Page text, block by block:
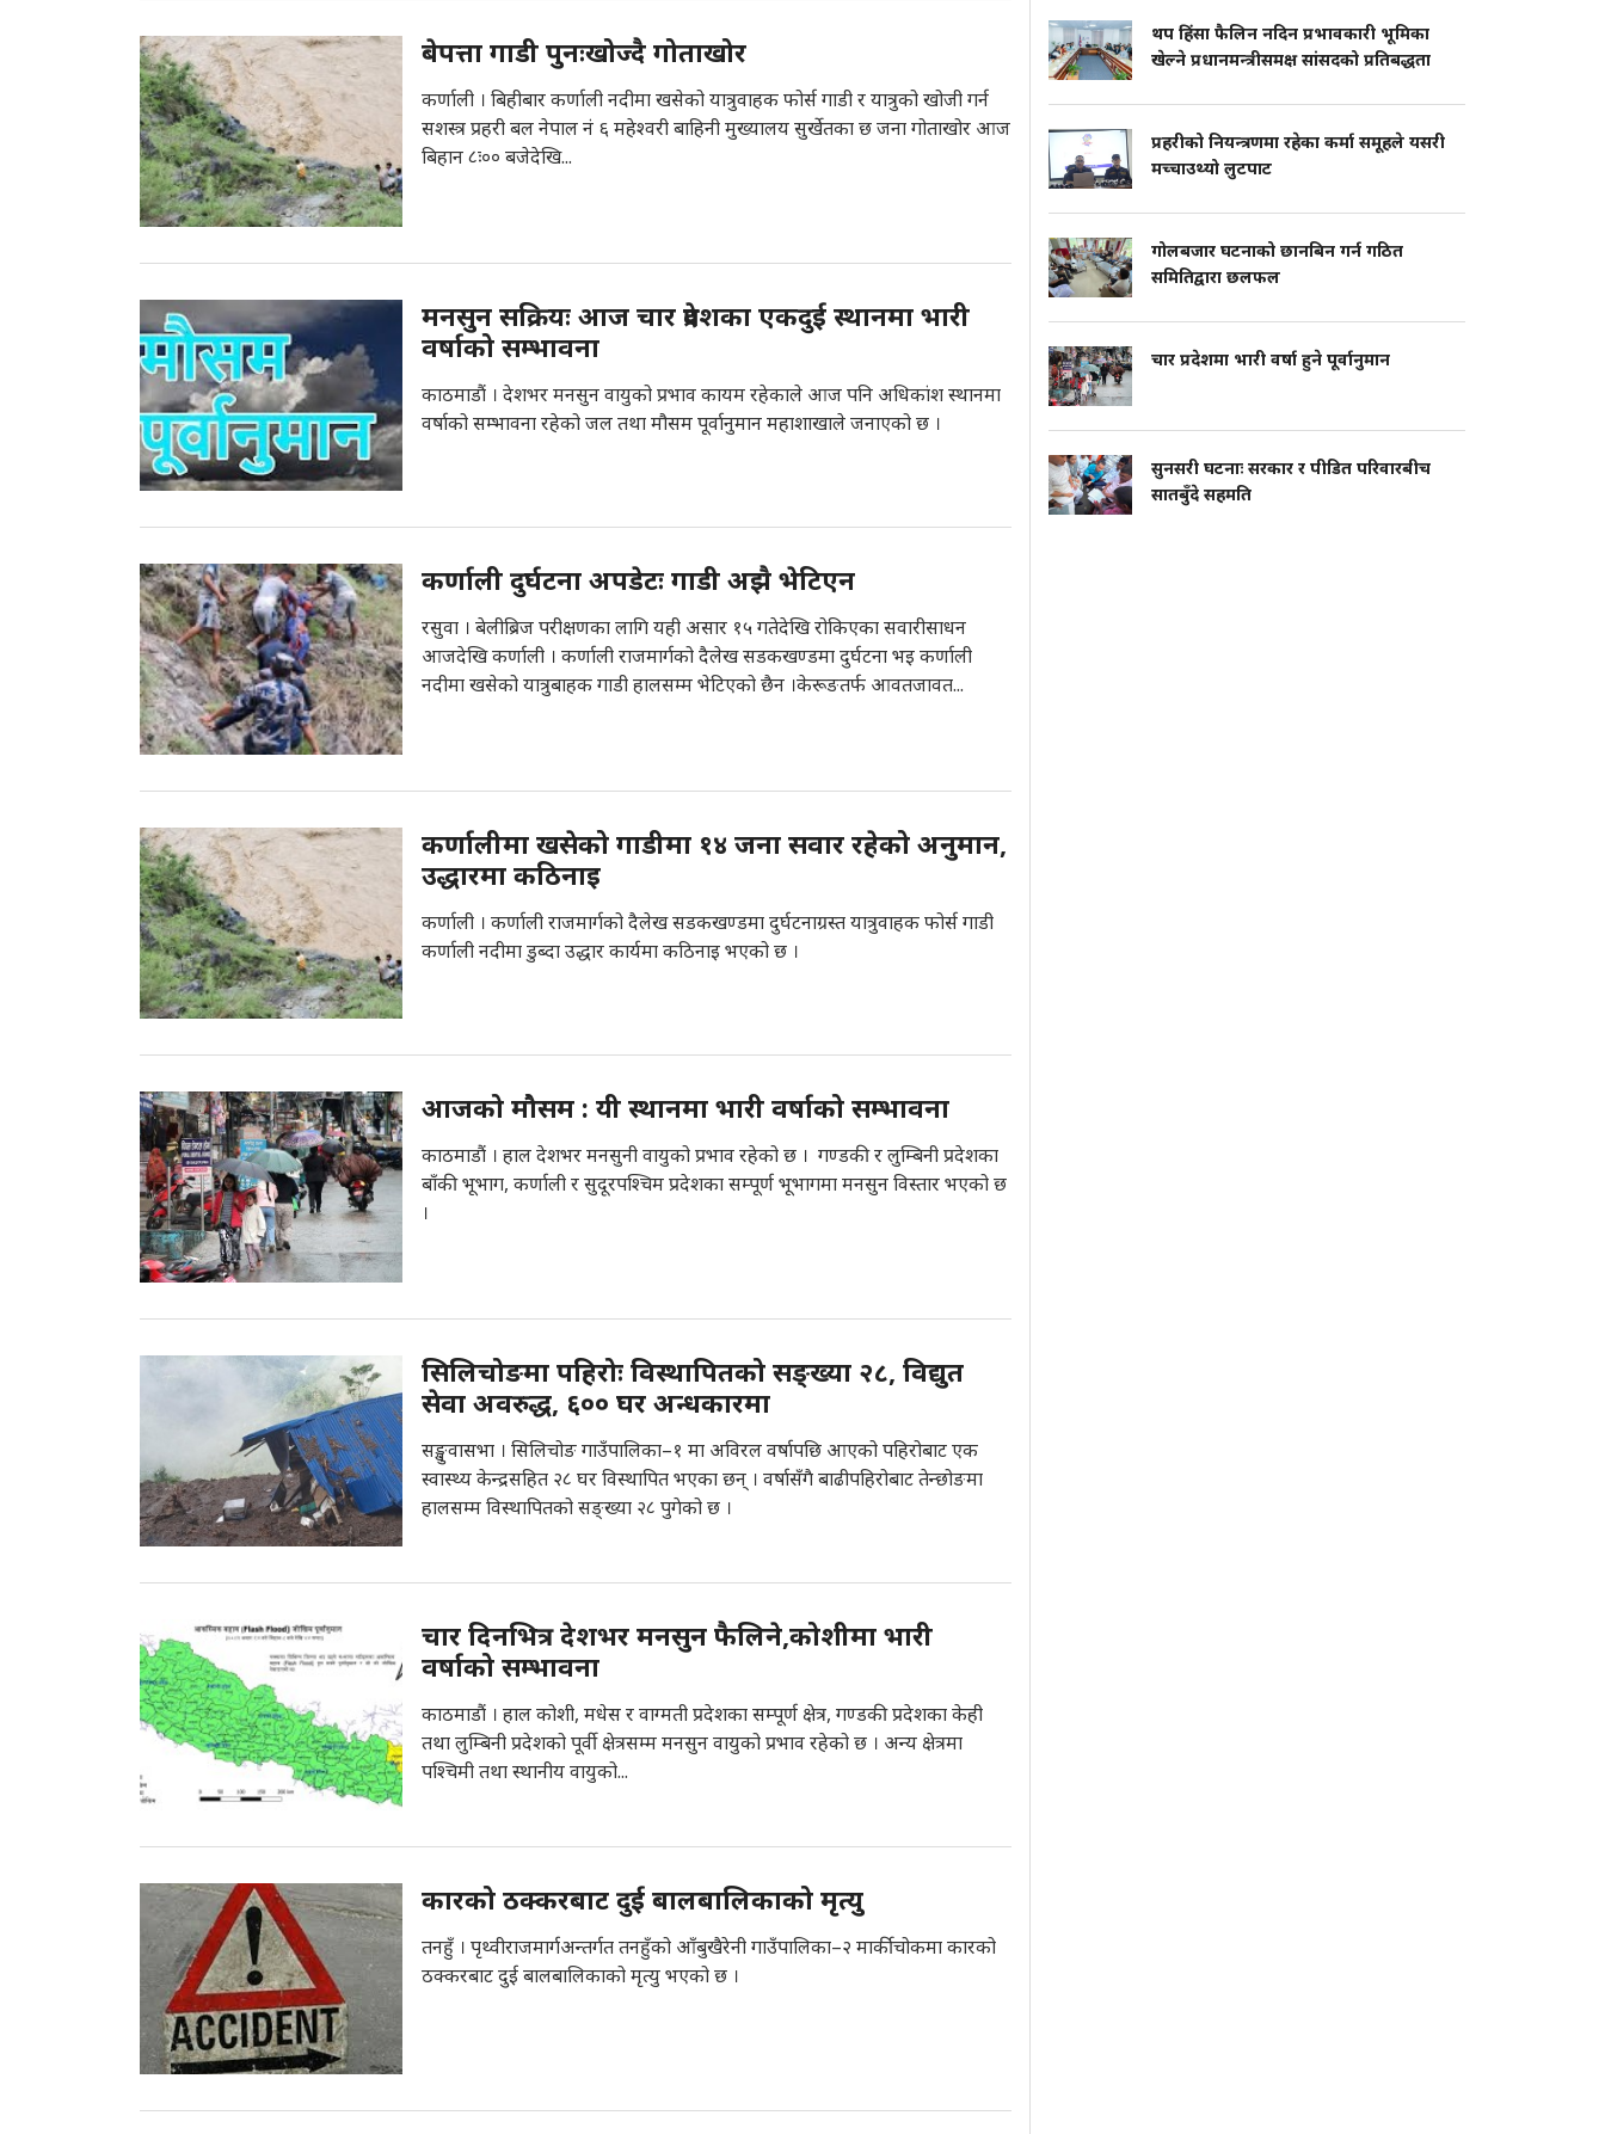
बेपत्ता गाडी पुनःखोज्दै गोताखोर
कर्णाली । बिहीबार कर्णाली नदीमा खसेको यात्रुवाहक फोर्स गाडी र यात्रुको खोजी गर्न
सशस्त्र प्रहरी बल नेपाल नं ६ महेश्वरी बाहिनी मुख्यालय सुर्खेतका छ जना गोताखोर आज
बिहान ८ः०० बजेदेखि...
मनसुन सक्रियः आज चार प्रदेशका एकदुई स्थानमा भारी
वर्षाको सम्भावना
काठमाडौं । देशभर मनसुन वायुको प्रभाव कायम रहेकाले आज पनि अधिकांश स्थानमा
वर्षाको सम्भावना रहेको जल तथा मौसम पूर्वानुमान महाशाखाले जनाएको छ ।
कर्णाली दुर्घटना अपडेटः गाडी अझै भेटिएन
रसुवा । बेलीब्रिज परीक्षणका लागि यही असार १५ गतेदेखि रोकिएका सवारीसाधन
आजदेखि कर्णाली । कर्णाली राजमार्गको दैलेख सडकखण्डमा दुर्घटना भइ कर्णाली
नदीमा खसेको यात्रुबाहक गाडी हालसम्म भेटिएको छैन ।केरूङतर्फ आवतजावत...
कर्णालीमा खसेको गाडीमा १४ जना सवार रहेको अनुमान,
उद्धारमा कठिनाइ
कर्णाली । कर्णाली राजमार्गको दैलेख सडकखण्डमा दुर्घटनाग्रस्त यात्रुवाहक फोर्स गाडी
कर्णाली नदीमा डुब्दा उद्धार कार्यमा कठिनाइ भएको छ ।
आजको मौसम : यी स्थानमा भारी वर्षाको सम्भावना
काठमाडौं । हाल देशभर मनसुनी वायुको प्रभाव रहेको छ । गण्डकी र लुम्बिनी प्रदेशका
बाँकी भूभाग, कर्णाली र सुदूरपश्चिम प्रदेशका सम्पूर्ण भूभागमा मनसुन विस्तार भएको छ
।
सिलिचोङमा पहिरोः विस्थापितको सङ्ख्या २८, विद्युत
सेवा अवरुद्ध, ६०० घर अन्धकारमा
सङ्खुवासभा । सिलिचोङ गाउँपालिका–१ मा अविरल वर्षापछि आएको पहिरोबाट एक
स्वास्थ्य केन्द्रसहित २८ घर विस्थापित भएका छन् । वर्षासँगै बाढीपहिरोबाट तेन्छोङमा
हालसम्म विस्थापितको सङ्ख्या २८ पुगेको छ ।
चार दिनभित्र देशभर मनसुन फैलिने,कोशीमा भारी
वर्षाको सम्भावना
काठमाडौं । हाल कोशी, मधेस र वाग्मती प्रदेशका सम्पूर्ण क्षेत्र, गण्डकी प्रदेशका केही
तथा लुम्बिनी प्रदेशको पूर्वी क्षेत्रसम्म मनसुन वायुको प्रभाव रहेको छ । अन्य क्षेत्रमा
पश्चिमी तथा स्थानीय वायुको...
कारको ठक्करबाट दुई बालबालिकाको मृत्यु
तनहुँ । पृथ्वीराजमार्गअन्तर्गत तनहुँको आँबुखैरेनी गाउँपालिका–२ मार्कीचोकमा कारको
ठक्करबाट दुई बालबालिकाको मृत्यु भएको छ ।
थप हिंसा फैलिन नदिन प्रभावकारी भूमिका
खेल्ने प्रधानमन्त्रीसमक्ष सांसदको प्रतिबद्धता
प्रहरीको नियन्त्रणमा रहेका कर्मा समूहले यसरी
मच्चाउथ्यो लुटपाट
गोलबजार घटनाको छानबिन गर्न गठित
समितिद्वारा छलफल
चार प्रदेशमा भारी वर्षा हुने पूर्वानुमान
सुनसरी घटनाः सरकार र पीडित परिवारबीच
सातबुँदे सहमति